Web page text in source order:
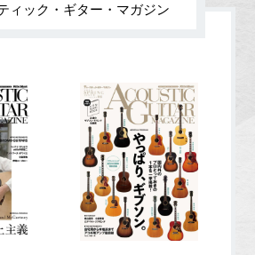
ィック・ギター・マガジン